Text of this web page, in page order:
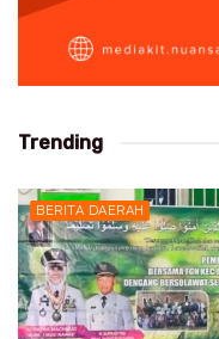
Trending
BERITA DAERAH